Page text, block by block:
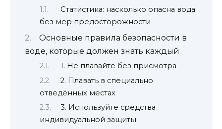
Статистика: насколько опасна вода
без мер предосторожности
Основные правила безопасности в
воде, которые должен знать каждый
1. Не плавайте без присмотра
2. Плавать в специально
отведённых местах
3. Используйте средства
индивидуальной защиты